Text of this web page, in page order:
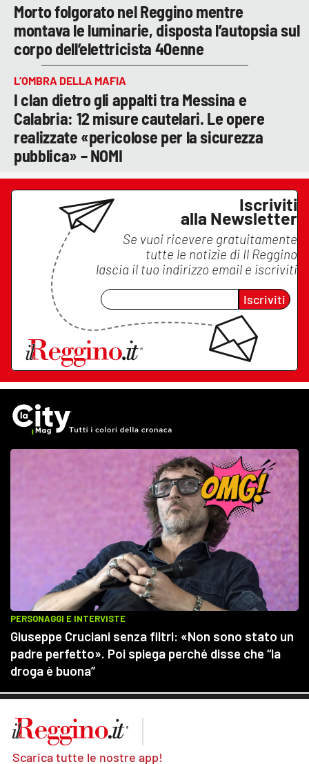
Morto folgorato nel Reggino mentre
montava le luminarie, disposta l’autopsia sul
corpo dell’elettricista 40enne
L’OMBRA DELLA MAFIA
I clan dietro gli appalti tra Messina e
Calabria: 12 misure cautelari. Le opere
realizzate «pericolose per la sicurezza
pubblica» – NOMI
Iscriviti
alla Newsletter
Se vuoi ricevere gratuitamente
tutte le notizie di Il Reggino
lascia il tuo indirizzo email e iscriviti
Iscriviti
Scarica tutte le nostre app!